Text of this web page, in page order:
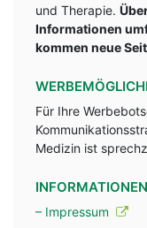
und Therapie.
Informationen
kommen neue
Für Ihre
Medizin ist
INFORMATIONEN
– Impressum